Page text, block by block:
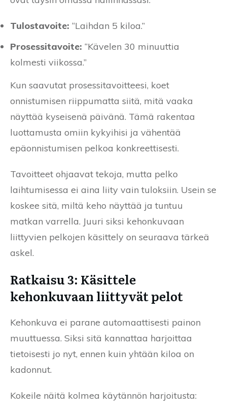
Tulostavoite: “Laihdan 5 kiloa.”
Prosessitavoite: “Kävelen 30 minuuttia
kolmesti viikossa.”
Kun saavutat prosessitavoitteesi, koet
onnistumisen riippumatta siitä, mitä vaaka
näyttää kyseisenä päivänä. Tämä rakentaa
luottamusta omiin kykyihisi ja vähentää
epäonnistumisen pelkoa konkreettisesti.
Tavoitteet ohjaavat tekoja, mutta pelko
laihtumisessa ei aina liity vain tuloksiin. Usein se
koskee sitä, miltä keho näyttää ja tuntuu
matkan varrella. Juuri siksi kehonkuvaan
liittyvien pelkojen käsittely on seuraava tärkeä
askel.
Ratkaisu 3: Käsittele
kehonkuvaan liittyvät pelot
Kehonkuva ei parane automaattisesti painon
muuttuessa. Siksi sitä kannattaa harjoittaa
tietoisesti jo nyt, ennen kuin yhtään kiloa on
kadonnut.
Kokeile näitä kolmea käytännön harjoitusta: